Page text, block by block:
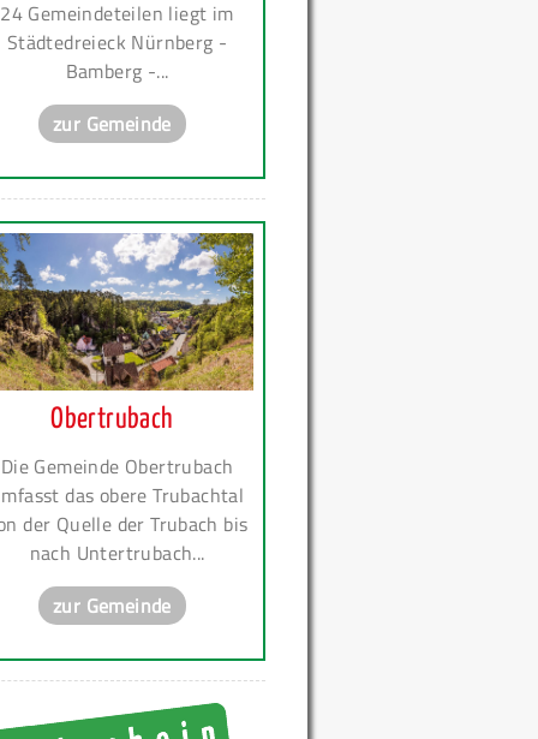
24 Gemeindeteilen liegt im
Städtedreieck Nürnberg -
Bamberg -...
zur Gemeinde
Obertrubach
Die Gemeinde Obertrubach
das obere Trubachtal
der Quelle der Trubach bis
nach Untertrubach...
zur Gemeinde